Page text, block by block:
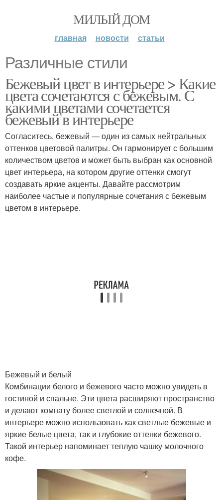
МИЛЫЙ ДОМ
главная новости статьи
Различные стили
Бежевый цвет в интерьере > Какие
цвета сочетаются с бежевым. С
какими цветами сочетается
бежевый в интерьере
Согласитесь, бежевый — один из самых нейтральных
оттенков цветовой палитры. Он гармонирует с большим
количеством цветов и может быть выбран как основной
цвет интерьера, на котором другие оттенки смогут
создавать яркие акценты. Давайте рассмотрим
наиболее частые и популярные сочетания с бежевым
цветом в интерьере.
Бежевый и белый
Комбинации белого и бежевого часто можно увидеть в
гостиной и спальне. Эти цвета расширяют пространство
и делают комнату более светлой и солнечной. В
интерьере можно использовать как светлые бежевые и
яркие белые цвета, так и глубокие оттенки бежевого.
Такой интерьер напоминает теплую чашку молочного
кофе.